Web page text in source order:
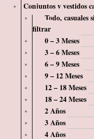
Conjuntos y vestidos
Todo, casuales
filtrar
0 – 3 Meses
3 – 6 Meses
6 – 9 Meses
9 – 12 Meses
12 – 18 Meses
18 – 24 Meses
2 Años
3 Años
4 Años